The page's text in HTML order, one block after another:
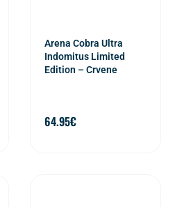
Arena Cobra Ultra
Indomitus Limited
Edition – Crvene
64.95€